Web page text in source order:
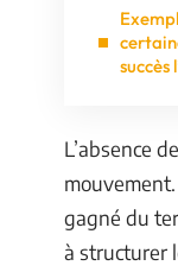
succès
L’absence
gagné du
à structurer